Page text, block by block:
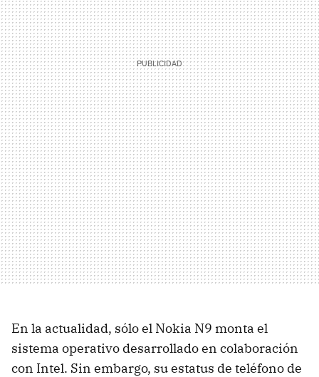
En la actualidad, sólo el Nokia N9 monta el
sistema operativo desarrollado en colaboración
con Intel. Sin embargo, su estatus de teléfono de